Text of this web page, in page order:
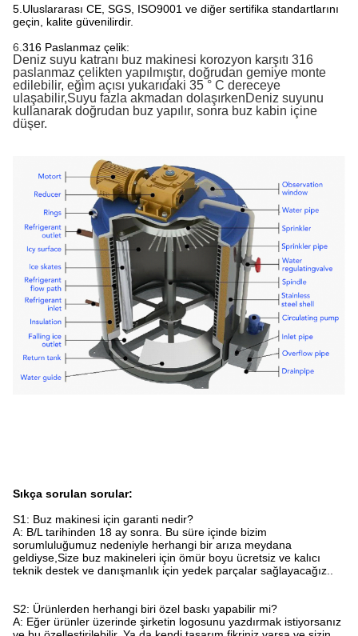
5. Uluslararası CE, SGS, ISO9001 ve diğer sertifika standartlarını
geçin, kalite güvenilirdir.
6. 316 Paslanmaz çelik:
Deniz suyu katranı buz makinesi korozyon karşıtı 316
paslanmaz çelikten yapılmıştır, doğrudan gemiye monte
edilebilir, eğim açısı yukarıdaki 35 ° C dereceye
ulaşabilir,Suyu fazla akmadan dolaşırkenDeniz suyunu
kullanarak doğrudan buz yapılır, sonra buz kabin içine
düşer.
Sıkça sorulan sorular:
S1: Buz makinesi için garanti nedir?
A: B/L tarihinden 18 ay sonra. Bu süre içinde bizim
sorumluluğumuz nedeniyle herhangi bir arıza meydana
geldiyse,Size buz makineleri için ömür boyu ücretsiz ve kalıcı
teknik destek ve danışmanlık için yedek parçalar sağlayacağız..
S2: Ürünlerden herhangi biri özel baskı yapabilir mi?
A: Eğer ürünler üzerinde şirketin logosunu yazdırmak istiyorsanız